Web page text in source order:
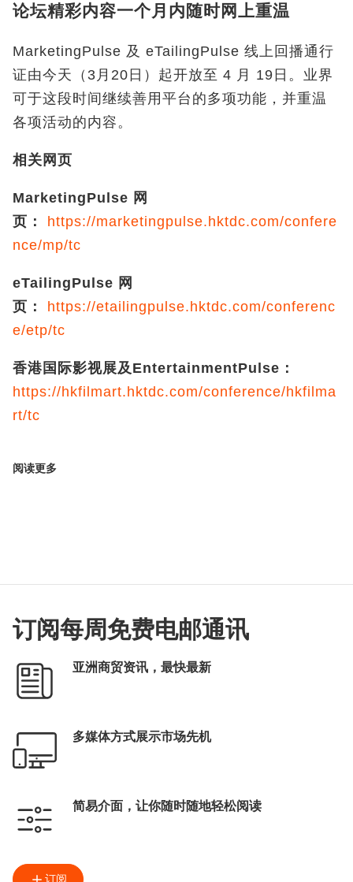
论坛精彩内容一个月内随时网上重温
MarketingPulse 及 eTailingPulse 线上回播通行
证由今天（3月20日）起开放至 4 月 19日。业界
可于这段时间继续善用平台的多项功能，并重温
各项活动的内容。
相关网页
MarketingPulse 网
页：
https://marketingpulse.hktdc.com/confere
nce/mp/tc
eTailingPulse 网
页：
https://etailingpulse.hktdc.com/conferenc
e/etp/tc
香港国际影视展及EntertainmentPulse ：
https://hkfilmart.hktdc.com/conference/hkfilma
rt/tc
阅读更多
订阅每周免费电邮通讯
亚洲商贸资讯，最快最新
多媒体方式展示市场先机
简易介面，让你随时随地轻松阅读
订阅